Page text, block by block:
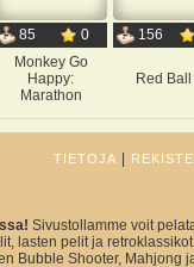
85
0
Monkey Go
Happy:
Marathon
156
Red
TIETOJA
Sivustollamme voit
lasten pelit ja
Bubble Shooter,